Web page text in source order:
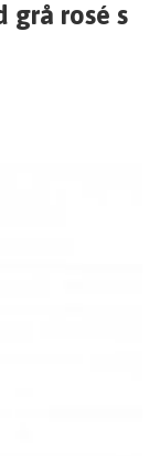
grå rosé s